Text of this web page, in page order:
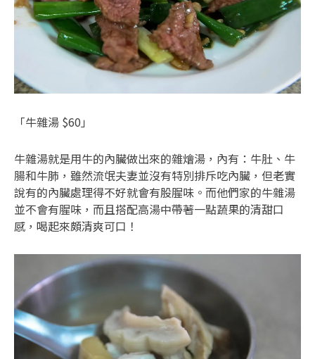
「牛雜湯 $60」
牛雜湯就是用牛的內臟做出來的雜燴湯，內有：牛肚、牛
腸和牛肺，雖然流氓夫妻並沒有特別排斥吃內臟，但老實
說有的內臟處理得不好就會有股腥味。而他們家的牛雜湯
並不會有腥味，而且搭配高湯中帶著一點蔬果的清甜口
感，喝起來頗清爽可口！